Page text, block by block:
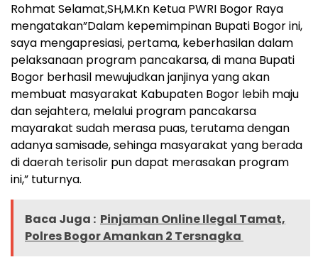
Rohmat Selamat,SH,M.Kn Ketua PWRI Bogor Raya
mengatakan”Dalam kepemimpinan Bupati Bogor ini,
saya mengapresiasi, pertama, keberhasilan dalam
pelaksanaan program pancakarsa, di mana Bupati
Bogor berhasil mewujudkan janjinya yang akan
membuat masyarakat Kabupaten Bogor lebih maju
dan sejahtera, melalui program pancakarsa
mayarakat sudah merasa puas, terutama dengan
adanya samisade, sehinga masyarakat yang berada
di daerah terisolir pun dapat merasakan program
ini,” tuturnya.
Baca Juga : Pinjaman Online Ilegal Tamat,
Polres Bogor Amankan 2 Tersnagka